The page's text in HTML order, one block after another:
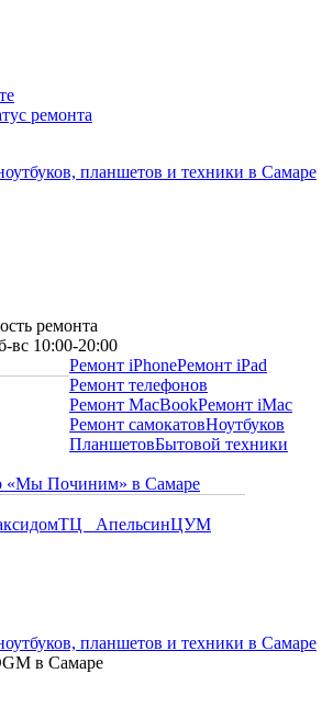
ремонта
планшетов и техники в Самаре
ремонта
вс 10:00-20:00
Ремонт iPhoneРемонт iPad
Ремонт телефонов
Ремонт MacBookРемонт iMac
Ремонт самокатовНоутбуков
ПланшетовБытовой техники
ТЦ АпельсинЦУМ
планшетов и техники в Самаре
в Самаре